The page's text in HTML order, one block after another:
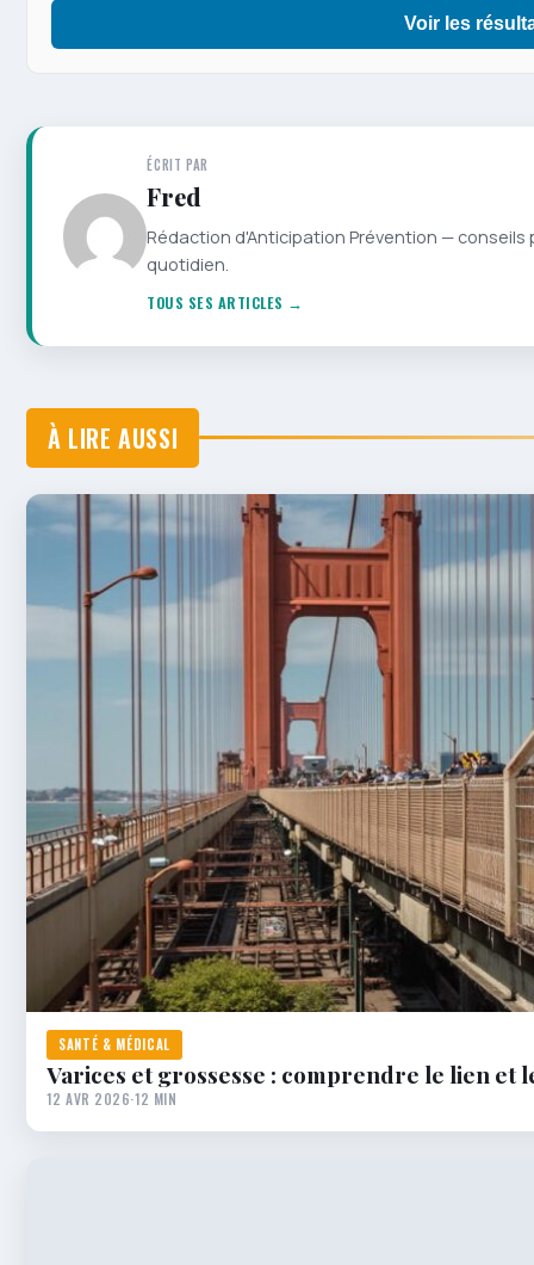
Voir les
ÉCRIT PAR
Fred
Rédaction d'Anticipation Prévention —
quotidien.
TOUS SES ARTICLES →
À LIRE AUSSI
SANTÉ & MÉDICAL
Varices et grossesse : comprendre le lien et
12 AVR 2026·12 MIN